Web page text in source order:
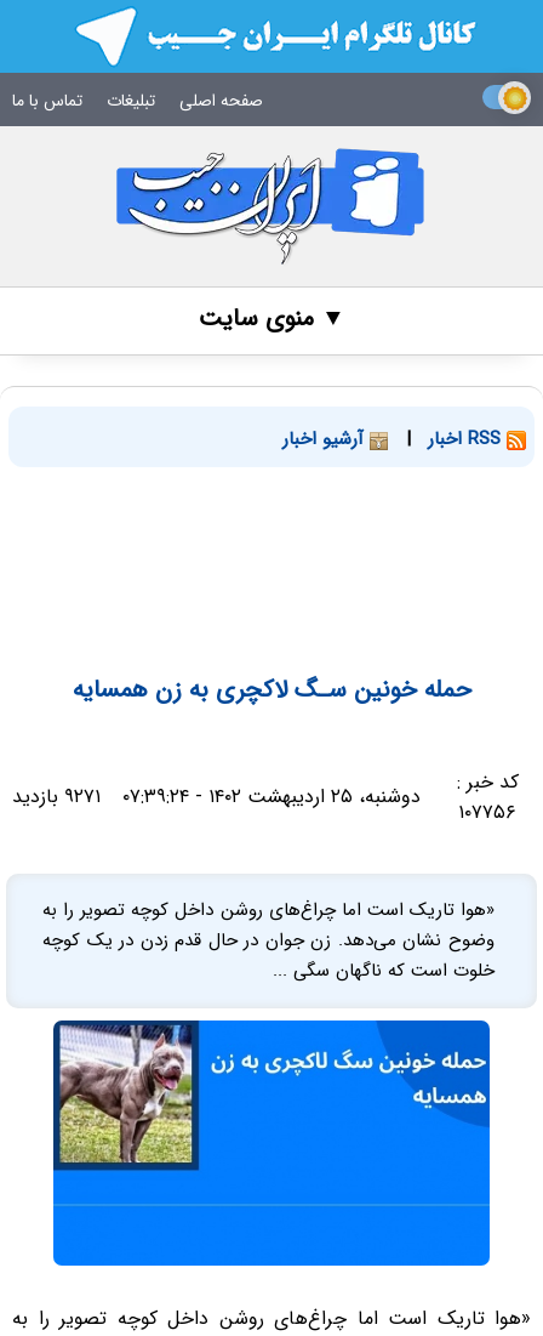
صفحه اصلی تبلیغات تماس با ما
▼ منوی سایت
| آرشیو اخبار
حمله خونین سـگ لاکچری به زن همسایه
کد خبر :
۱۰۷۷۵۶
دوشنبه، ۲۵ اردیبهشت ۱۴۰۲ - ۰۷:۳۹:۲۴ ۹۲۷۱ بازدید
«هوا تاریک است اما چراغ‌های روشن داخل کوچه تصویر را به
وضوح نشان می‌دهد. زن جوان در حال قدم زدن در یک کوچه
خلوت است که ناگهان سگی ...
«هوا تاریک است اما چراغ‌های روشن داخل کوچه تصویر را به